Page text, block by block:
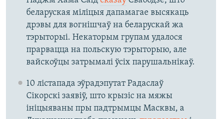
беларуская міліцыя дапамагае высякаць
дрэвы для вогнішчаў на беларускай жа
тэрыторыі. Некаторым групам удалося
прарвацца на польскую тэрыторыю, але
вайскоўцы затрымалі ўсіх парушальнікаў.
10 лістапада эўрадэпутат Радаслаў
Сікорскі заявіў, што крызіс на мяжы
ініцыяваны пры падтрымцы Масквы, а